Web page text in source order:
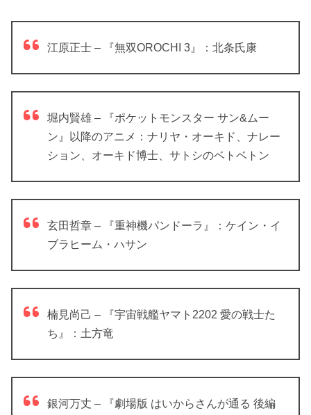
江原正士 – 『無双OROCHI 3』：北条氏康
堀内賢雄 – 『ポケットモンスター サン&ムー
ン』以降のアニメ：ナリヤ・オーキド、ナレー
ション、オーキド博士、サトシのベトベトン
玄田哲章 – 『重神機パンドーラ』：ケイン・イ
ブラヒーム・ハサン
楠見尚己 – 『宇宙戦艦ヤマト2202 愛の戦士た
ち』：土方竜
銀河万丈 – 『劇場版 はいからさんが通る 後編